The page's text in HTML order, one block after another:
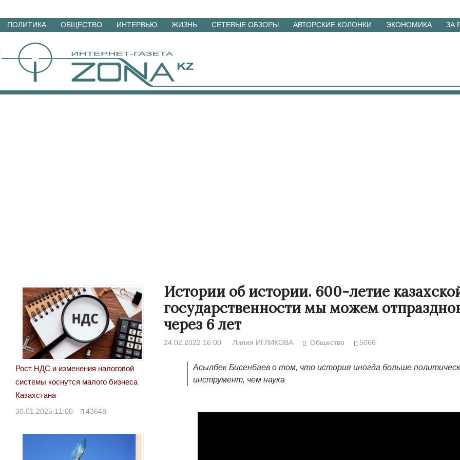
Перейти
материалам
ПОЛИТИКА ОБЩЕСТВО ИНТЕРВЬЮ ЖИЗНЬ СЕТЕВЫЕ ОБЗОРЫ АВТОРСКИЕ КОЛОНКИ ЭКОНОМИКА ЗА
Истории об истории. 600-летие
государственности мы можем
через 6 лет
24.02.2022 16:00 Лилия ИГЛИКОВА Общество 5066
Асылбек Бисенбаев о том, что история иногда больше
инструмент, чем наука
Рост НДС и изменения налоговой
системы коснутся малого бизнеса
Казахстана
30.01.2025 11:00 43648
Народ выбрал свет
17.10.2024 17:00 29972